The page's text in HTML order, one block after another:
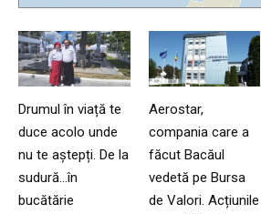
Drumul în viață te
duce acolo unde
nu te aștepți. De la
sudură…în
bucătărie
Aerostar,
compania care a
făcut Bacăul
vedetă pe Bursa
de Valori. Acțiunile